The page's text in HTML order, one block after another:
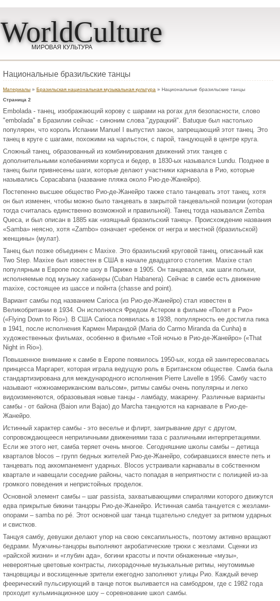
WorldCulture
МИРОВАЯ КУЛЬТУРА
Национальные бразильские танцы
Материалы » Бразильская национальная музыкальная культура » Национальные бразильские танцы
Страница 2
Embolada - танец, изображающий корову с шарами на рогах для безопасности, слово
"embolada" в Бразилии сейчас - синоним слова "дурацкий". Batuque был настолько
популярен, что король Испании Manuel I выпустил закон, запрещающий этот танец. Это
танец в круге с шагами, похожими на чарльстон, с парой, танцующей в центре круга.
Сложный танец, образованный из комбинирования движений этих танцев с
дополнительными колебаниями корпуса и бедер, в 1830-ых назывался Lundu. Позднее в
танец были привнесены шаги, которые делают участники карнавала в Рио, которые
назывались Copacabana (название пляжа около Рио-де-Жанейро).
Постепенно высшее общество Рио-де-Жанейро также стало танцевать этот танец, хотя
он был изменен, чтобы можно было танцевать в закрытой танцевальной позиции (которая
тогда считалась единственно возможной и правильной). Танец тогда назывался Zemba
Queca, и был описан в 1885 как «изящный бразильский танец». Происхождение названия
«Samba» неясно, хотя «Zambo» означает «ребенок от негра и местной (бразильской)
женщины» (мулат).
Танец был позже объединен с Maxixe. Это бразильский круговой танец, описанный как
Two Step. Maxixe был известен в США в начале двадцатого столетия. Maxixe стал
популярным в Европе после шоу в Париже в 1905. Он танцевался, как шаги польки,
исполняемые под музыку хабанеры (Cuban Habanera). Сейчас в самбе есть движение
maxixe, состоящее из шассе и пойнта (chasse and point).
Вариант самбы под названием Carioca (из Рио-де-Жанейро) стал известен в
Великобритании в 1934. Он исполнялся Фредом Астером в фильме «Полет в Рио»
(«Flying Down to Rio»). В США Carioca появилась в 1938, популярность ее достигла пика
в 1941, после исполнения Кармен Мирандой (Maria do Carmo Miranda da Cunha) в
художественных фильмах, особенно в фильме «Той ночью в Рио-де-Жанейро» («That
Night in Rio»).
Повышенное внимание к самбе в Европе появилось 1950-ых, когда ей заинтересовалась
принцесса Маргарет, которая играла ведущую роль в Британском обществе. Самба была
стандартизирована для международного исполнения Pierre Lavelle в 1956. Самбу часто
называют «южноамериканским вальсом», ритмы самбы очень популярны и легко
видоизменяются, образовывая новые танцы - ламбаду, макарену. Различные варианты
самбы - от байона (Baion или Bajao) до Marcha танцуются на карнавале в Рио-де-
Жанейро.
Истинный характер самбы - это веселье и флирт, заигрывание друг с другом,
сопровождающееся неприличными движениями таза с различными интерпретациями.
Если же этого нет, самба теряет очень многое. Сегодняшние школы самбы – детища
кварталов blocos – групп бедных жителей Рио-де-Жанейро, собиравшихся вместе петь и
танцевать под аккомпанемент ударных. Blocos устраивали карнавалы в собственном
квартале и навещали соседние районы, часто попадая в неприятности с полицией из-за
громкого поведения и непристойных проделок.
Основной элемент самбы – шаг passista, захватывающими спиралями которого движутся
едва прикрытые бикини танцоры Рио-де-Жанейро. Истинная самба танцуется с жезлами-
опорами – samba no pé. Этот основной шаг танца тщательно следует за ритмом ударных
и свистков.
Танцуя самбу, девушки делают упор на свою сексапильность, поэтому активно вращают
бедрами. Мужчины-танцоры выполняют акробатические трюки с жезлами. Сценки из
«райской жизни» и «глубин ада», богини красоты и почти обнаженные «музы»,
невероятные цветовые контрасты, лихорадочные музыкальные ритмы, неутомимые
танцовщицы и восхищенные зрители ежегодно заполняют улицы Рио. Каждый вечер
феерический пульсирующий в танце поток выливается на самбодром, где с 1982 года
проходит кульминационное шоу – соревнование школ самбы.